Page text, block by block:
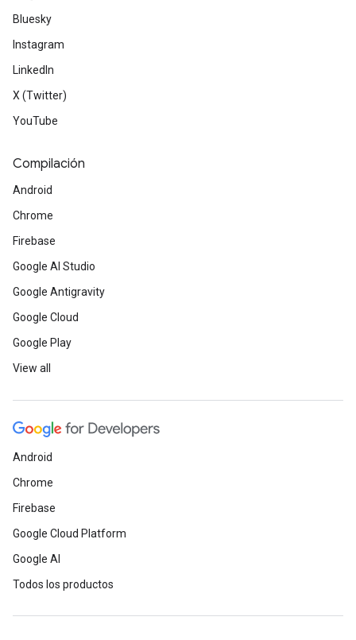
Bluesky
Instagram
LinkedIn
X (Twitter)
YouTube
Compilación
Android
Chrome
Firebase
Google AI Studio
Google Antigravity
Google Cloud
Google Play
View all
Android
Chrome
Firebase
Google Cloud Platform
Google AI
Todos los productos